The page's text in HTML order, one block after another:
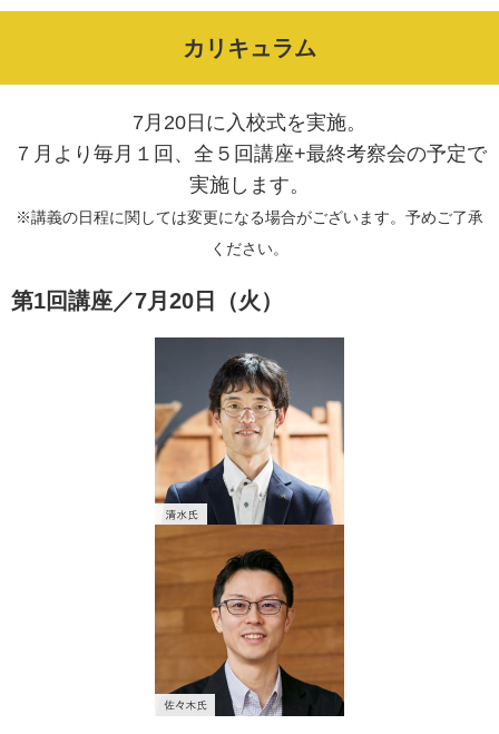
カリキュラム
7月20日に入校式を実施。
７月より毎月１回、全５回講座+最終考察会の予定で
実施します。
※講義の日程に関しては変更になる場合がございます。予めご了承
ください。
第1回講座／7月20日（火）